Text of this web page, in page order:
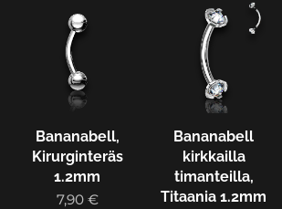
Bananabell,
Kirurginteräs
1.2mm
7,90€
Bananabell
kirkkailla
timanteilla,
Titaania 1.2mm